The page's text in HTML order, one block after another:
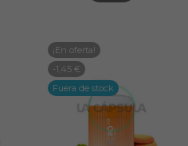
¡En oferta!
-1,45 €
Fuera de stock